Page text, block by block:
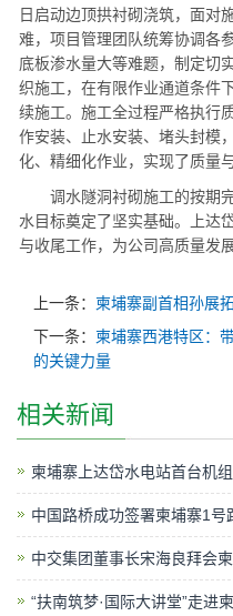
日启动边顶拱衬砌浇筑，面对
难，项目管理团队统筹协调各
底板渗水量大等难题，制定切
织施工，在有限作业通道条件
续施工。施工全过程严格执行
作安装、止水安装、堵头封模
化、精细化作业，实现了质量
调水隧洞衬砌施工的按期
水目标奠定了坚实基础。上达
与收尾工作，为公司高质量发
上一条： 柬埔寨副首相孙展
下一条： 柬埔寨西港特区：
的关键力量
相关新闻
柬埔寨上达岱水电站首台机
中国路桥成功签署柬埔寨1
中交集团董事长宋海良拜会
“扶南筑梦·国际大讲堂”走进